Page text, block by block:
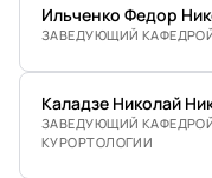
Ильченко Федор
ЗАВЕДУЮЩИЙ
Каладзе Николай
ЗАВЕДУЮЩИЙ
КУРОРТОЛОГИИ